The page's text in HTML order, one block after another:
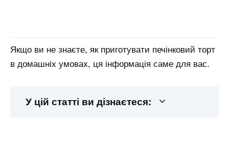
Якщо ви не знаєте, як приготувати печінковий торт
в домашніх умовах, ця інформація саме для вас.
У цій статті ви дізнаєтеся: